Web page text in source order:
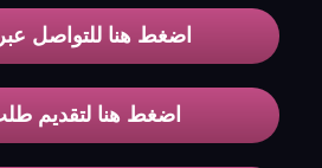
اضغط هنا للتواصل
اضغط هنا لتقديم